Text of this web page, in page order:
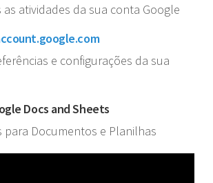
atividades da sua conta Google
e configurações da sua
Docs and Sheets
para Documentos e Planilhas